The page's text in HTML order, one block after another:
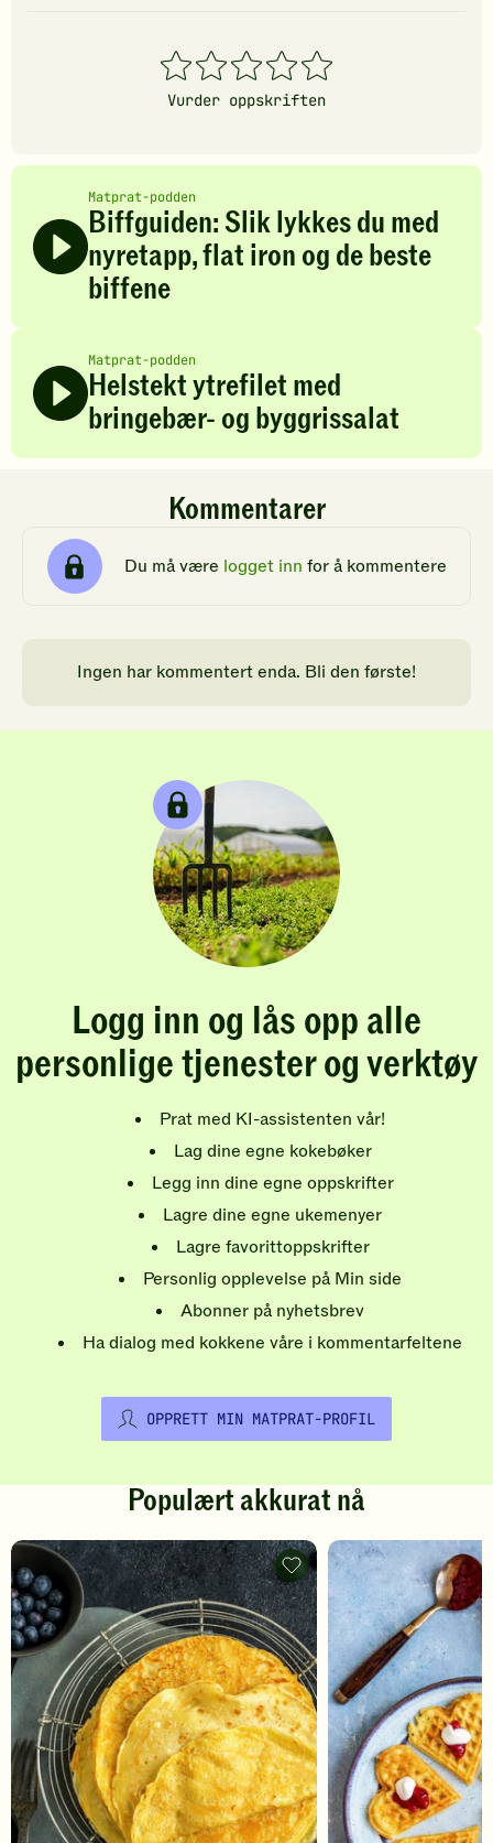
1
stjerner
2
stjerner
3
stjerner
4
stjerner
5
stjerner
Vurder oppskriften
Matprat-podden
Biffguiden: Slik lykkes du med
nyretapp, flat iron og de beste
biffene
Matprat-podden
Helstekt ytrefilet med
bringebær- og byggrissalat
Kommentarer
Du må være logget inn for å kommentere
Ingen har kommentert enda. Bli den første!
Logg inn og lås opp alle
personlige tjenester og verktøy
Prat med KI-assistenten vår!
Lag dine egne kokebøker
Legg inn dine egne oppskrifter
Lagre dine egne ukemenyer
Lagre favorittoppskrifter
Personlig opplevelse på Min side
Abonner på nyhetsbrev
Ha dialog med kokkene våre i kommentarfeltene
OPPRETT MIN MATPRAT-PROFIL
Populært akkurat nå
Pannekaker
-
legg
til
favoritter